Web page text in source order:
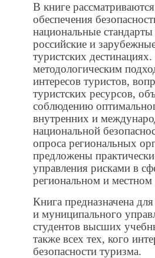
В книге
обеспечения
национальные
российские и
туристских
методологическим
интересов туристов,
туристских ресурсов,
соблюдению
внутренних и
национальной
опроса региональных
предложены
управления рисками в
региональном и местном
Книга предназначена
и муниципального
студентов высших
также всех тех, кого
безопасности туризма.